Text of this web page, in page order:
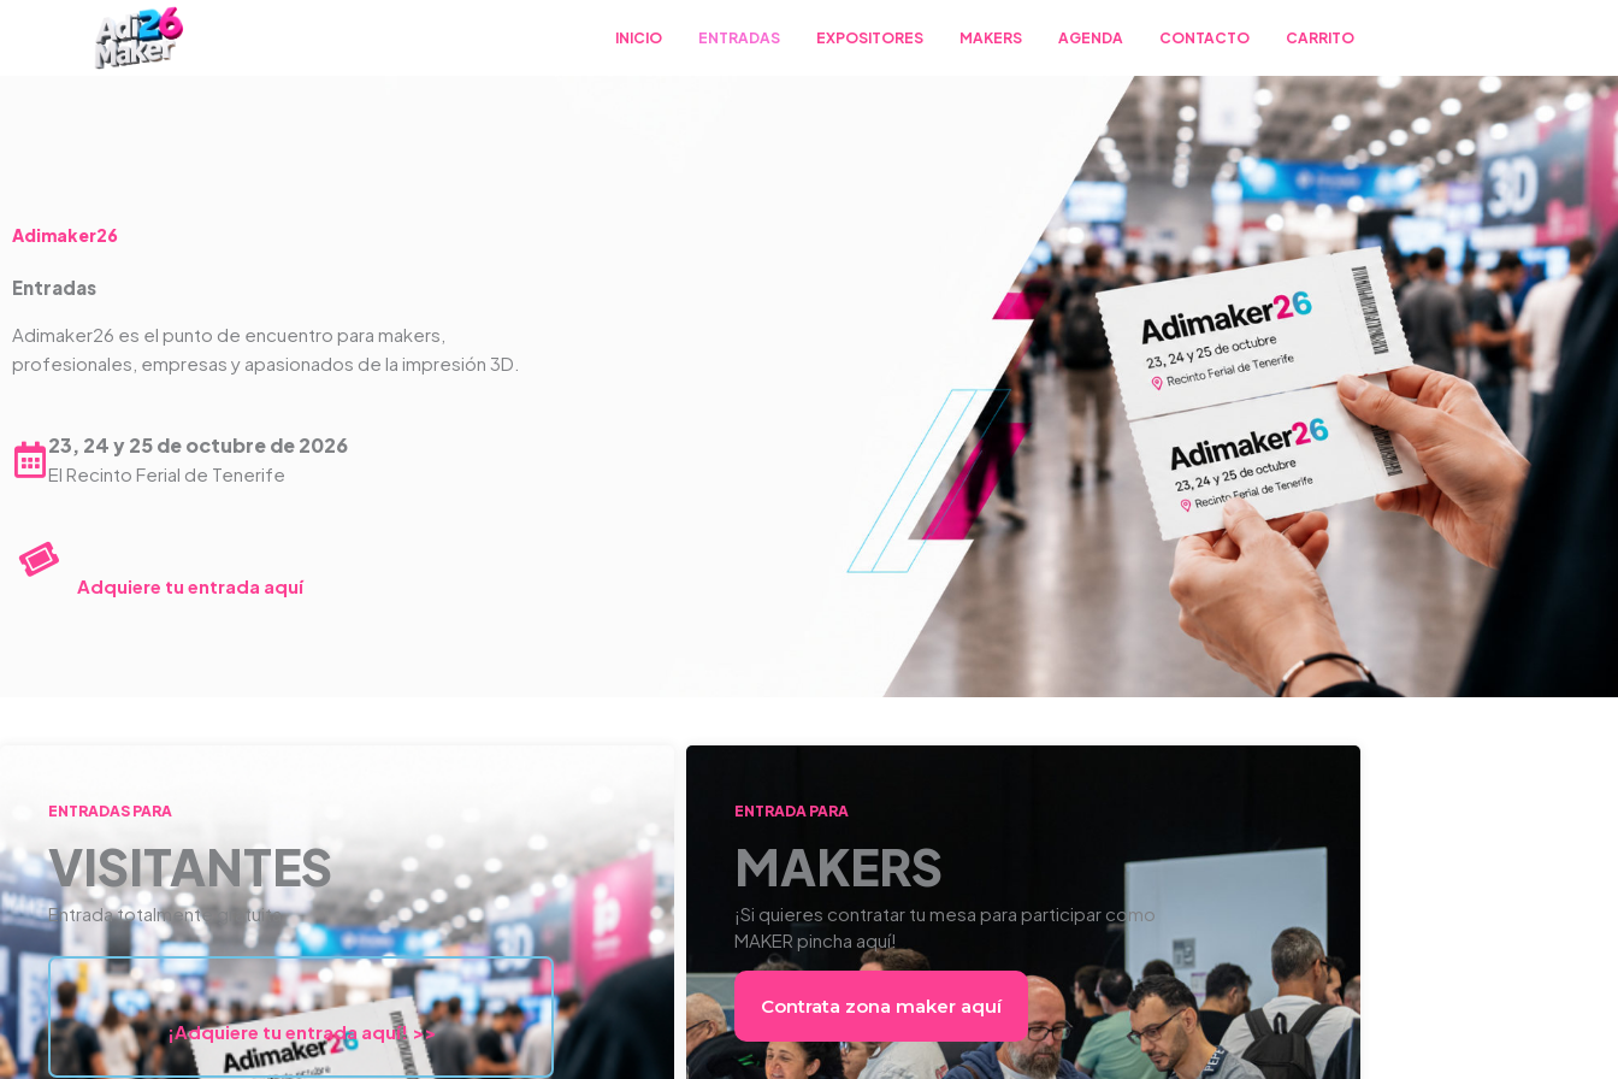
contenido
INICIO ENTRADAS EXPOSITORES MAKERS AGENDA CONTACTO CARRITO
Adimaker26
Entradas
Adimaker26 es el punto de encuentro para makers,
profesionales, empresas y apasionados de la impresión 3D.
23, 24 y 25 de octubre de 2026
El Recinto Ferial de Tenerife
Adquiere tu entrada aquí
ENTRADAS PARA
VISITANTES
Entrada totalmente gratuita
¡Adquiere tu entrada aquí! >>
ENTRADA PARA
MAKERS
¡Si quieres contratar tu mesa para participar como
MAKER pincha aquí!
Contrata zona maker aquí